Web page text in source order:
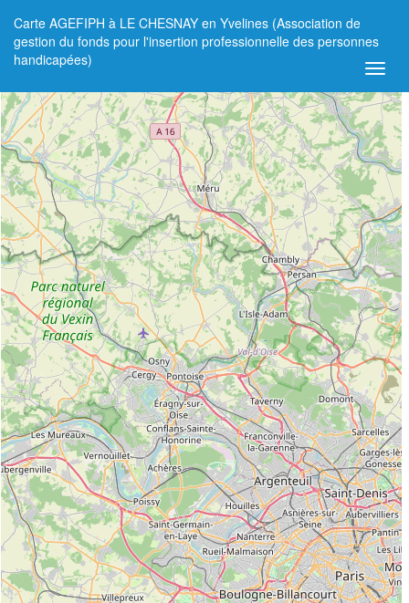
Carte AGEFIPH à LE CHESNAY en Yvelines (Association de
gestion du fonds pour l'insertion professionnelle des personnes
handicapées)
+
−